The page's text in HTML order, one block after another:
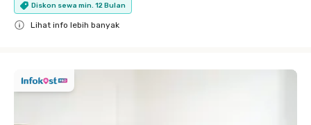
Diskon sewa min. 12 Bulan
Lihat info lebih banyak